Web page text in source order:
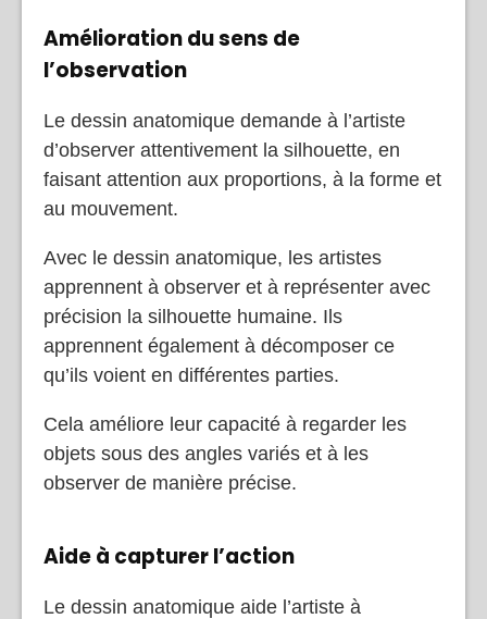
Amélioration du sens de
l’observation
Le dessin anatomique demande à l’artiste
d’observer attentivement la silhouette, en
faisant attention aux proportions, à la forme et
au mouvement.
Avec le dessin anatomique, les artistes
apprennent à observer et à représenter avec
précision la silhouette humaine. Ils
apprennent également à décomposer ce
qu’ils voient en différentes parties.
Cela améliore leur capacité à regarder les
objets sous des angles variés et à les
observer de manière précise.
Aide à capturer l’action
Le dessin anatomique aide l’artiste à